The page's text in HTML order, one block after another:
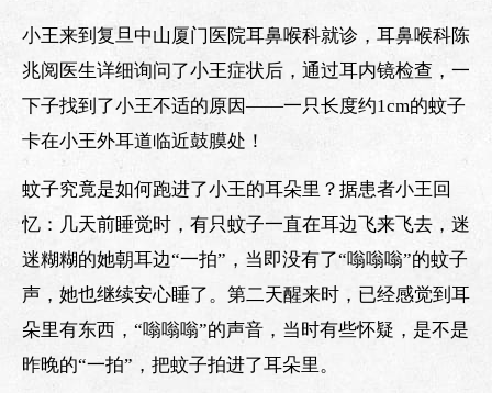
小王来到复旦中山厦门医院耳鼻喉科就诊，耳鼻喉科陈
兆阅医生详细询问了小王症状后，通过耳内镜检查，一
下子找到了小王不适的原因——一只长度约1cm的蚊子
卡在小王外耳道临近鼓膜处！
蚊子究竟是如何跑进了小王的耳朵里？据患者小王回
忆：几天前睡觉时，有只蚊子一直在耳边飞来飞去，迷
迷糊糊的她朝耳边“一拍”，当即没有了“嗡嗡嗡”的蚊子
声，她也继续安心睡了。第二天醒来时，已经感觉到耳
朵里有东西，“嗡嗡嗡”的声音，当时有些怀疑，是不是
昨晚的“一拍”，把蚊子拍进了耳朵里。